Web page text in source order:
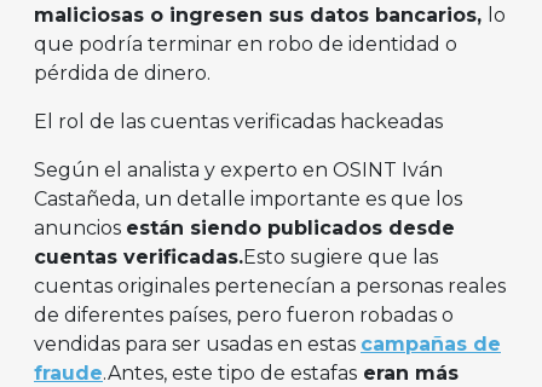
maliciosas o ingresen sus datos bancarios, lo
que podría terminar en robo de identidad o
pérdida de dinero.
El rol de las cuentas verificadas hackeadas
Según el analista y experto en OSINT Iván
Castañeda, un detalle importante es que los
anuncios están siendo publicados desde
cuentas verificadas.Esto sugiere que las
cuentas originales pertenecían a personas reales
de diferentes países, pero fueron robadas o
vendidas para ser usadas en estas campañas de
fraude.Antes, este tipo de estafas eran más